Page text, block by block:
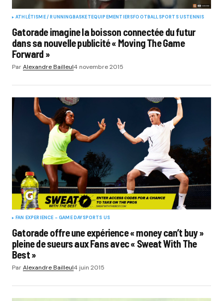
ATHLÉTISME / RUNNINGBASKETEQUIPEMENTIERSFOOTBALLSPORTS USTENNIS
Gatorade imagine la boisson connectée du futur
dans sa nouvelle publicité « Moving The Game
Forward »
ParAlexandre Bailleul4 novembre 2015
FAN EXPERIENCE - GAME DAYSPORTS US
Gatorade offre une expérience « money can’t buy »
pleine de sueurs aux Fans avec « Sweat With The
Best »
ParAlexandre Bailleul4 juin 2015